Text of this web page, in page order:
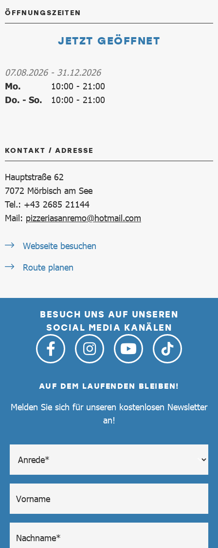
ÖFFNUNGSZEITEN
JETZT GEÖFFNET
07.08.2026- 31.12.2026
Mo.
10:00 - 21:00
Do. - So.
10:00 - 21:00
KONTAKT / ADRESSE
Hauptstraße 62
7072 Mörbisch am See
Tel.: +43 2685 21144
Mail: pizzeriasanremo@hotmail.com
Webseite besuchen
Route planen
BESUCH UNS AUF UNSEREN
SOCIAL MEDIA KANÄLEN
AUF DEM LAUFENDEN BLEIBEN!
Melden Sie sich für unseren kostenlosen Newsletter
an!